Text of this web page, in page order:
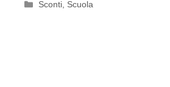
Categorie
Sconti Scuola